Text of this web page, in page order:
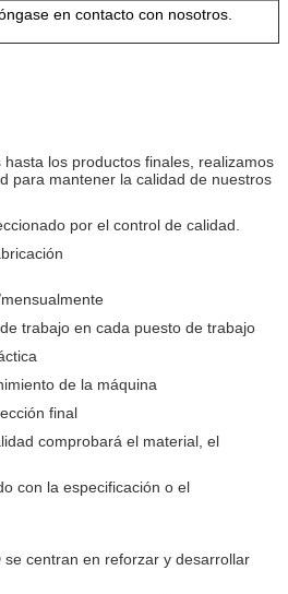
en contacto con nosotros.
los productos finales, realizamos
para mantener la calidad de nuestros
por el control de calidad.
trabajo en cada puesto de trabajo
de la máquina
final
comprobará el material, el
con la especificación o el
centran en reforzar y desarrollar